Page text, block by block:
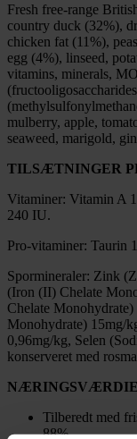
Fresh free-range
country duck (32%),
chicken fat (11%),
egg (4%), linseed,
vitamins, minerals,
mulberry, apple,
seaweed, marigold,
TILSÆTNINGER
Vitaminer: Vitamin A
240 IU.
Pro-vitaminer: Taurin
Spormineraler: Zink
(Iron (II) Chelate
Chelate
Monohydrate) 15mg/
0,96mg/kg, Selen
konserveret med
Tilberedt med
88%